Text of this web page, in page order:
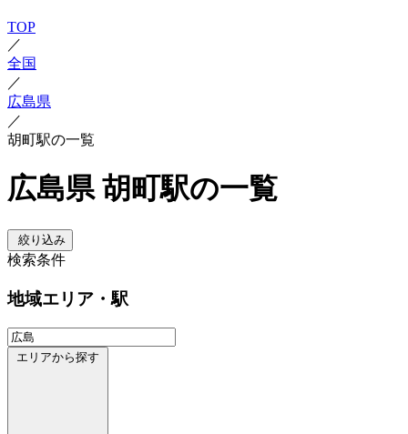
TOP
／
全国
／
広島県
／
胡町駅の一覧
広島県 胡町駅の一覧
絞り込み
検索条件
地域エリア・駅
エリアから探す